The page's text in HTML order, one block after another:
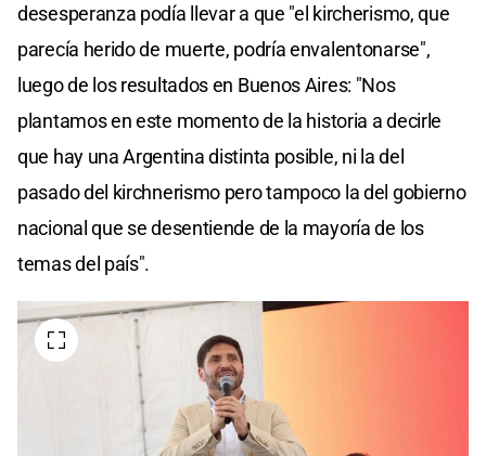
desesperanza podía llevar a que "el kircherismo, que
parecía herido de muerte, podría envalentonarse",
luego de los resultados en Buenos Aires: "Nos
plantamos en este momento de la historia a decirle
que hay una Argentina distinta posible, ni la del
pasado del kirchnerismo pero tampoco la del gobierno
nacional que se desentiende de la mayoría de los
temas del país".